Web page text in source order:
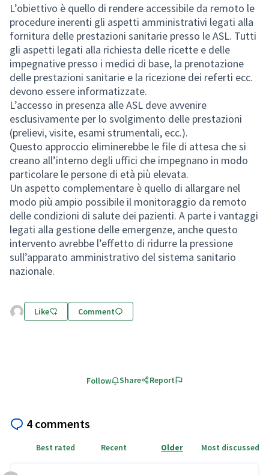
L’obiettivo è quello di rendere accessibile da remoto le
procedure inerenti gli aspetti amministrativi legati alla
fornitura delle prestazioni sanitarie presso le ASL. Tutti
gli aspetti legati alla richiesta delle ricette e delle
impegnative presso i medici di base, la prenotazione
delle prestazioni sanitarie e la ricezione dei referti ecc.
devono essere informatizzate.
L’accesso in presenza alle ASL deve avvenire
esclusivamente per lo svolgimento delle prestazioni
(prelievi, visite, esami strumentali, ecc.).
Questo approccio eliminerebbe le file di attesa che si
creano all’interno degli uffici che impegnano in modo
particolare le persone di età più elevata.
Un aspetto complementare è quello di allargare nel
modo più ampio possibile il monitoraggio da remoto
delle condizioni di salute dei pazienti. A parte i vantaggi
legati alla gestione delle emergenze, anche questo
intervento avrebbe l’effetto di ridurre la pressione
sull’apparato amministrativo del sistema sanitario
nazionale.
Like Comment
Follow Share Report
4 comments
Best rated Recent Older Most discussed